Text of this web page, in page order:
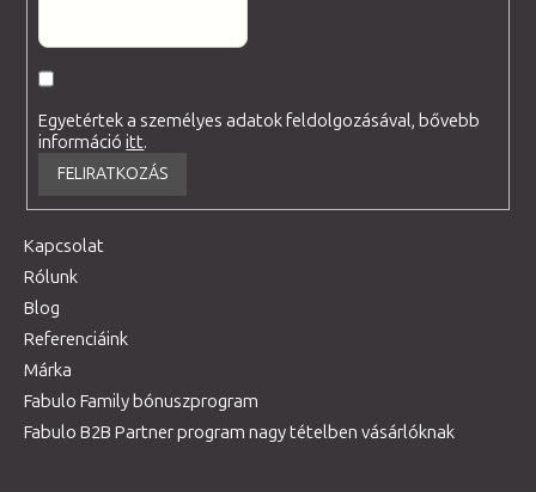
Egyetértek a személyes adatok feldolgozásával, bővebb
információitt.
FELIRATKOZÁS
Kapcsolat
Rólunk
Blog
Referenciáink
Márka
Fabulo Family bónuszprogram
Fabulo B2B Partner program nagy tételben vásárlóknak